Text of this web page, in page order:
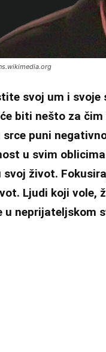
svoj um i svoje
biti nešto za
srce puni
u svim
svoj život.
Ljudi koji vole,
u neprijateljskom